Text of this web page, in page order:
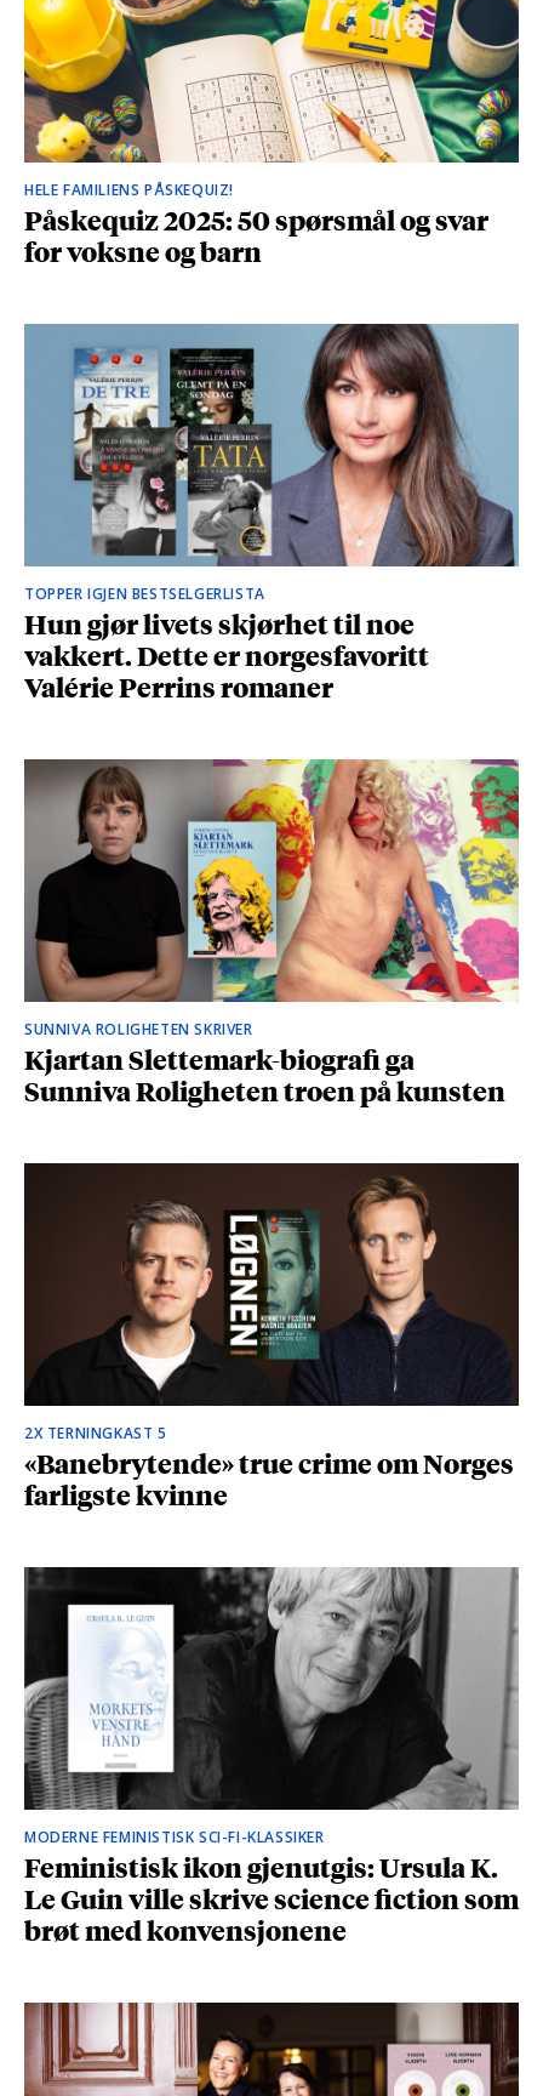
HELE FAMILIENS PÅSKEQUIZ!
Påskequiz 2025: 50 spørsmål og svar
for voksne og barn
TOPPER IGJEN BESTSELGERLISTA
Hun gjør livets skjørhet til noe
vakkert. Dette er norgesfavoritt
Valérie Perrins romaner
SUNNIVA ROLIGHETEN SKRIVER
Kjartan Slettemark-biografi ga
Sunniva Roligheten troen på kunsten
2X TERNINGKAST 5
«Banebrytende» true crime om Norges
farligste kvinne
MODERNE FEMINISTISK SCI-FI-KLASSIKER
Feministisk ikon gjenutgis: Ursula K.
Le Guin ville skrive science fiction som
brøt med konvensjonene